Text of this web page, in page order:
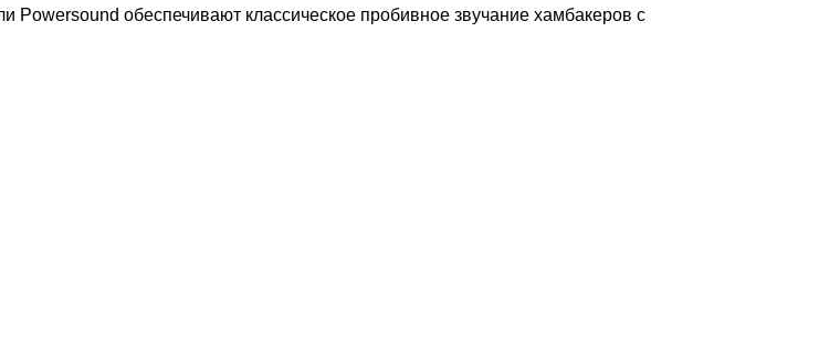
Powersound обеспечивают классическое пробивное звучание хамбакеров с